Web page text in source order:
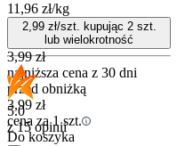
11,96 zł/kg
2,99zł/szt. kupując 2szt.
lub wielokrotność
3,99 zł
najniższa cena z 30 dni
przed obniżką
3,99 zł
cena za 1 szt.
Do koszyka
5.0
z 15 opinii